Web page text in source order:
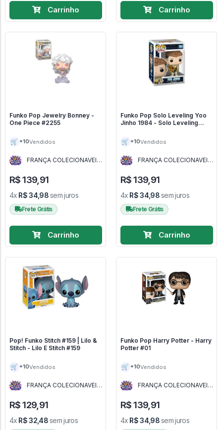
Carrinho Carrinho
Funko Pop Jewelry Bonney -
One Piece #2255
🛒 +10Vendidos
FRANÇA COLECIONAVEIS
R$ 139,91
4x R$ 34,98sem juros
Frete Grátis
Carrinho
Funko Pop Solo Leveling Yoo
Jinho 1984 - Solo Leveling
🛒 +10Vendidos
FRANÇA COLECIONAVEIS
R$ 139,91
4x R$ 34,98sem juros
Frete Grátis
Carrinho
Pop! Funko Stitch #159 | Lilo &
Stitch - Lilo E Stitch #159
🛒 +10Vendidos
FRANÇA COLECIONAVEIS
R$ 129,91
4x R$ 32,48sem juros
Funko Pop Harry Potter - Harry
Potter #01
🛒 +10Vendidos
FRANÇA COLECIONAVEIS
R$ 139,91
4x R$ 34,98sem juros